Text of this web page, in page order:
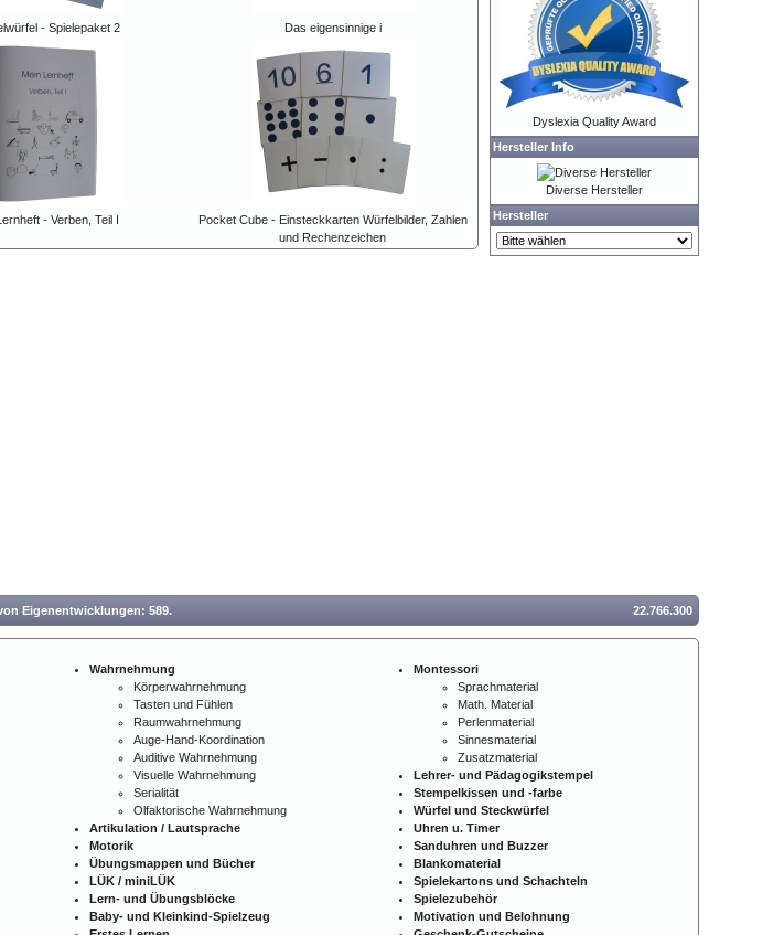
- Spielepaket 2 Das eigensinnige i
- Verben, Teil I
Pocket Cube - Einsteckkarten Würfelbilder, Zahlen
und Rechenzeichen
Dyslexia Quality Award
Hersteller Info
Diverse Hersteller
Hersteller
Eigenentwicklungen: 589. 22.766.300
Wahrnehmung
Körperwahrnehmung
Tasten und Fühlen
Raumwahrnehmung
Auge-Hand-Koordination
Auditive Wahrnehmung
Visuelle Wahrnehmung
Serialität
Olfaktorische Wahrnehmung
Artikulation / Lautsprache
Motorik
Übungsmappen und Bücher
LÜK / miniLÜK
Lern- und Übungsblöcke
Baby- und Kleinkind-Spielzeug
Montessori
Sprachmaterial
Math. Material
Perlenmaterial
Sinnesmaterial
Zusatzmaterial
Lehrer- und Pädagogikstempel
Stempelkissen und -farbe
Würfel und Steckwürfel
Uhren u. Timer
Sanduhren und Buzzer
Blankomaterial
Spielekartons und Schachteln
Spielezubehör
Motivation und Belohnung